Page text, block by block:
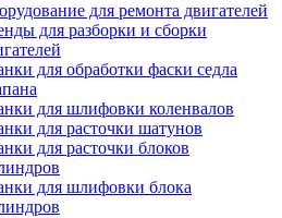
для ремонта двигателей
для разборки и сборки
для обработки фаски седла
для шлифовки коленвалов
для расточки шатунов
для расточки блоков
для шлифовки блока